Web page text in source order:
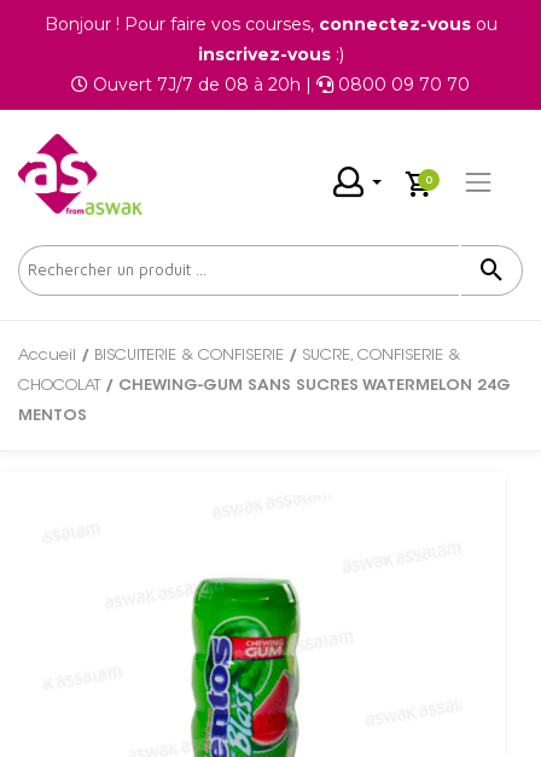
Bonjour ! Pour faire vos courses, connectez-vousou
inscrivez-vous:)
Ouvert 7J/7 de 08 à 20h |
0800 09 70 70
0
Accueil / BISCUITERIE & CONFISERIE / SUCRE, CONFISERIE &
CHOCOLAT/ CHEWING-GUM SANS SUCRES WATERMELON 24G
MENTOS